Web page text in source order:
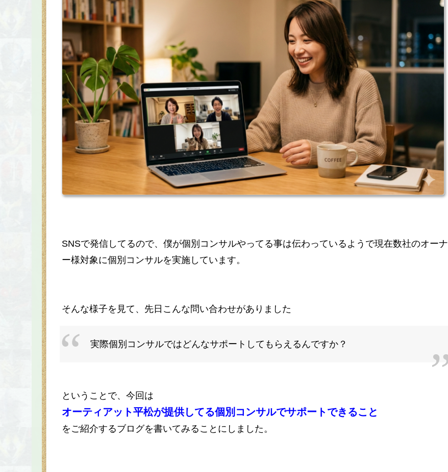
SNSで発信してるので、僕が個別コンサルやってる事は伝わっているようで現在数社のオーナ
ー様対象に個別コンサルを実施しています。
そんな様子を見て、先日こんな問い合わせがありました
実際個別コンサルではどんなサポートしてもらえるんですか？
ということで、今回は
オーティアット平松が提供してる個別コンサルでサポートできること
をご紹介するブログを書いてみることにしました。